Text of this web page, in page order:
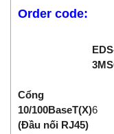
Order code:
Cổng
10/100BaseT(X)
(Đầu nối RJ45)
6